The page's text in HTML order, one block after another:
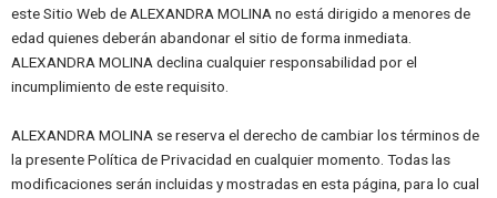
este Sitio Web de ALEXANDRA MOLINA no está dirigido a menores de
edad quienes deberán abandonar el sitio de forma inmediata.
ALEXANDRA MOLINA declina cualquier responsabilidad por el
incumplimiento de este requisito.
ALEXANDRA MOLINA se reserva el derecho de cambiar los términos de
la presente Política de Privacidad en cualquier momento. Todas las
modificaciones serán incluidas y mostradas en esta página, para lo cual